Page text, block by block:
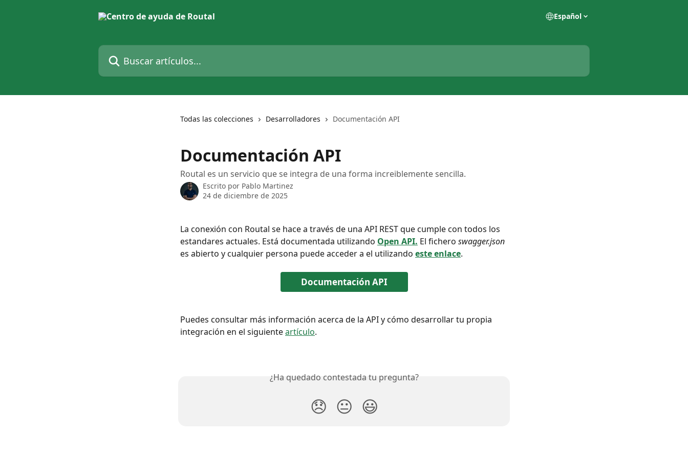
Español
Buscar artículos...
Todas las colecciones Desarrolladores Documentación API
Documentación API
Routal es un servicio que se integra de una forma increiblemente sencilla.
Escrito por Pablo Martinez
24 de diciembre de 2025
La conexión con Routal se hace a través de una API REST que cumple con todos los
estandares actuales. Está documentada utilizando Open API. El fichero swagger.json
es abierto y cualquier persona puede acceder a el utilizando este enlace.
Documentación API
Puedes consultar más información acerca de la API y cómo desarrollar tu propia
integración en el siguiente artículo.
¿Ha quedado contestada tu pregunta?
😞 😐 😃